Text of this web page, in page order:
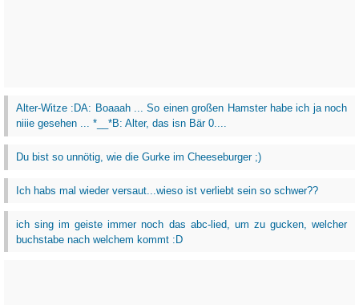
Alter-Witze :DA: Boaaah ... So einen großen Hamster habe ich ja noch
niiie gesehen ... *__*B: Alter, das isn Bär 0....
Du bist so unnötig, wie die Gurke im Cheeseburger ;)
Ich habs mal wieder versaut...wieso ist verliebt sein so schwer??
ich sing im geiste immer noch das abc-lied, um zu gucken, welcher
buchstabe nach welchem kommt :D